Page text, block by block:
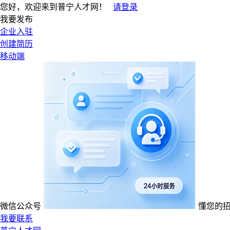
您好，欢迎来到普宁人才网！
请登录
我要发布
企业入驻
创建简历
移动端
微信公众号
懂您的
我要联系